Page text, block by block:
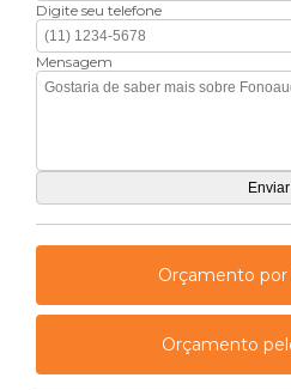
Digite seu telefone
Mensagem
Orçamento
Orçamento